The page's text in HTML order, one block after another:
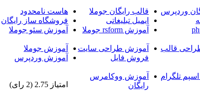
وردپرس قالب رایگان جوملا هاست نامحدود
ایمیل تبلیغاتی فروشگاه ساز رایگان
آموزش rsform جوملا آموزش سئو جوملا
قالب
آموزش طراحی سایت
فروش فایل
آموزش جوملا
آموزش وردپرس
تلگرام
آموزش ووکامرس
رایگان
امتیاز 2.75 (2 رای)